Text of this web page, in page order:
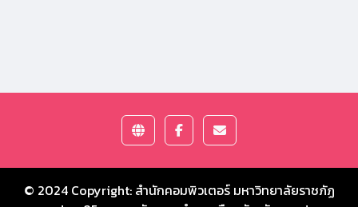
© 2024 Copyright: สำนักคอมพิวเตอร์ มหาวิทยาลัยราชภัฏ